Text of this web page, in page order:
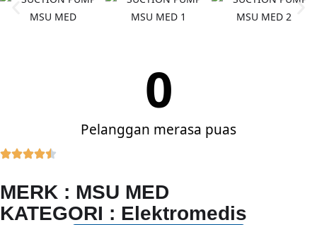
Pelanggan merasa puas
0
MERK : MSU MED
KATEGORI : Elektromedis